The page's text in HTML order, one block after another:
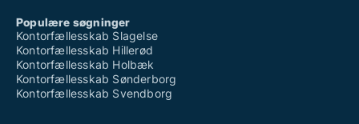
Populære søgninger
Kontorfællesskab Slagelse
Kontorfællesskab Hillerød
Kontorfællesskab Holbæk
Kontorfællesskab Sønderborg
Kontorfællesskab Svendborg